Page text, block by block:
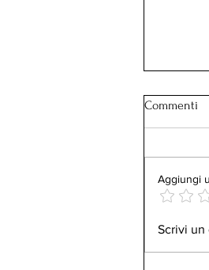
Commenti
Aggiungi
Scrivi un